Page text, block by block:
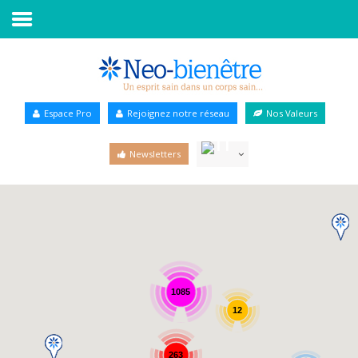
Annuaire Bien-être
Espace Pro Rejoignez notre réseau Nos Valeurs
Newsletters
1085
263
12